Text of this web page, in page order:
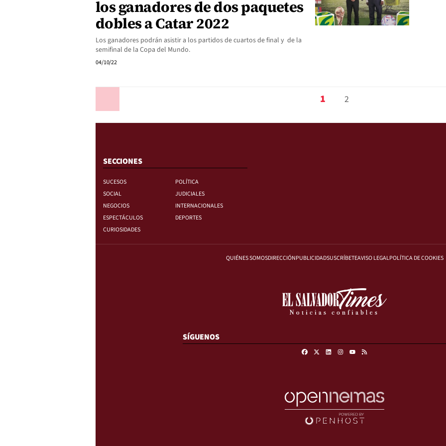
los ganadores de dos paquetes
dobles a Catar 2022
Los ganadores podrán asistir a los partidos de cuartos de final y de la
semifinal de la Copa del Mundo.
04/10/22
1 2
SECCIONES
SUCESOS
POLÍTICA
SOCIAL
JUDICIALES
NEGOCIOS
INTERNACIONALES
ESPECTÁCULOS
DEPORTES
CURIOSIDADES
QUIÉNES SOMOSDIRECCIÓNPUBLICIDADSUSCRÍBETEAVISO LEGALPOLÍTICA DE COOKIES
SÍGUENOS
FacebookLinkedinInstagram